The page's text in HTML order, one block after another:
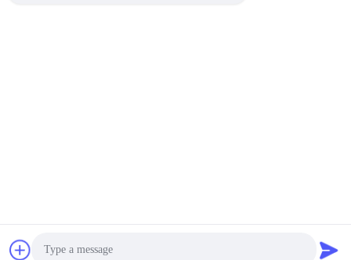
2021-2026 Shenzhen Bely Energy Technology Co., Ltd. . Seluruh